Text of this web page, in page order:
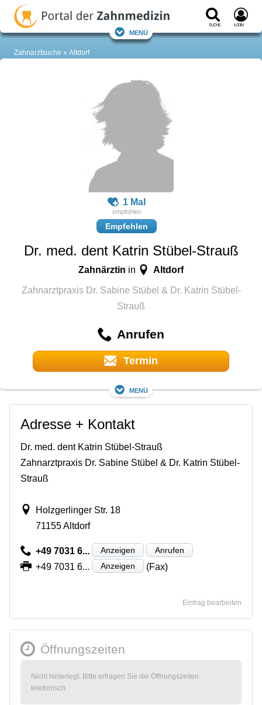
Suche Login
Menü
Zahnarztsuche Altdorf
1 Mal
Empfehlen
Dr. med. dent Katrin Stübel-Strauß
Zahnärztin in Altdorf
Zahnarztpraxis Dr. Sabine Stübel & Dr. Katrin Stübel-
Strauß
Anrufen
Termin
Menü
Adresse + Kontakt
Dr. med. dent Katrin Stübel-Strauß
Zahnarztpraxis Dr. Sabine Stübel & Dr. Katrin Stübel-
Strauß
Holzgerlinger Str. 18
71155 Altdorf
+49 7031 6... Anzeigen Anrufen
+49 7031 6... Anzeigen (Fax)
Eintrag bearbeiten
Öffnungszeiten
Nicht hinterlegt. Bitte erfragen Sie die Öffnungszeiten
telefonisch.